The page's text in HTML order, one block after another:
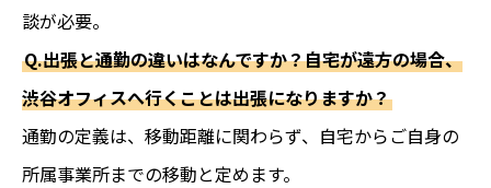
談が必要。
Q.出張と通勤の違いはなんですか？自宅が遠方の場合、
渋谷オフィスへ行くことは出張になりますか？
通勤の定義は、移動距離に関わらず、自宅からご自身の
所属事業所までの移動と定めます。